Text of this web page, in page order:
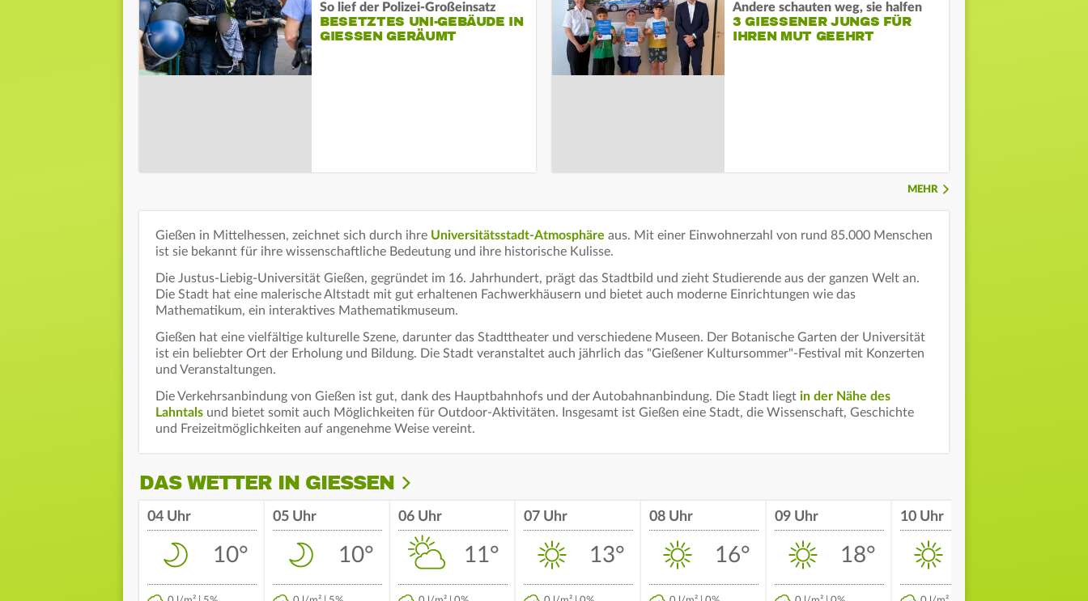
So lief der Polizei-Großeinsatz
BESETZTES UNI-GEBÄUDE IN
GIESSEN GERÄUMT
Andere schauten weg, sie halfen
3 GIESSENER JUNGS FÜR I
HREN MUT GEEHRT
MEHR
Gießen in Mittelhessen, zeichnet sich durch ihre Universitätsstadt-Atmosphäre aus. Mit einer Einwohnerzahl von rund 85.000 Menschen
ist sie bekannt für ihre wissenschaftliche Bedeutung und ihre historische Kulisse.
Die Justus-Liebig-Universität Gießen, gegründet im 16. Jahrhundert, prägt das Stadtbild und zieht Studierende aus der ganzen Welt an.
Die Stadt hat eine malerische Altstadt mit gut erhaltenen Fachwerkhäusern und bietet auch moderne Einrichtungen wie das
Mathematikum, ein interaktives Mathematikmuseum.
Gießen hat eine vielfältige kulturelle Szene, darunter das Stadttheater und verschiedene Museen. Der Botanische Garten der Universität
ist ein beliebter Ort der Erholung und Bildung. Die Stadt veranstaltet auch jährlich das "Gießener Kultursommer"-Festival mit Konzerten
und Veranstaltungen.
Die Verkehrsanbindung von Gießen ist gut, dank des Hauptbahnhofs und der Autobahnanbindung. Die Stadt liegt in der Nähe des
Lahntals und bietet somit auch Möglichkeiten für Outdoor-Aktivitäten. Insgesamt ist Gießen eine Stadt, die Wissenschaft, Geschichte
und Freizeitmöglichkeiten auf angenehme Weise vereint.
DAS WETTER IN GIESSEN
04 Uhr
10°
05 Uhr
10°
06 Uhr
11°
07 Uhr
13°
08 Uhr
16°
09 Uhr
18°
10 Uhr